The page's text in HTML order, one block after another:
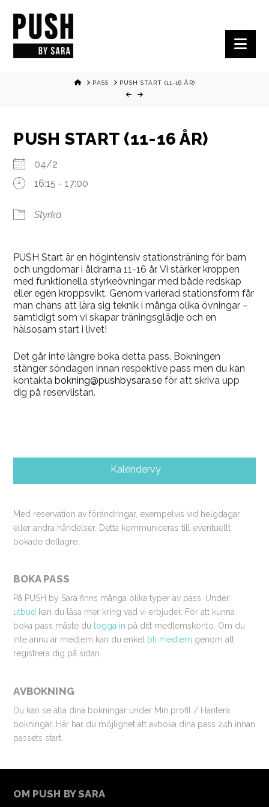
HOMEPASS PUSH START (11-16 ÅR)
PUSH START (11-16 ÅR)
04/2
16:15 - 17:00
Styrka
PUSH Start är en högintensiv stationsträning för barn
och ungdomar i åldrarna 11-16 år. Vi stärker kroppen
med funktionella styrkeövningar med både redskap
eller egen kroppsvikt. Genom varierad stationsform får
man chans att lära sig teknik i många olika övningar –
samtidigt som vi skapar träningsglädje och en
hälsosam start i livet!
Det går inte längre boka detta pass. Bokningen
stänger söndagen innan respektive pass men du kan
kontaktabokning@pushbysara.se för att skriva upp
dig på reservlistan.
Kalendervy
Med reservation av förändringar, exempelvis vid helgdagar
eller andra händelser. Detta kommuniceras till eventuellt
bokade deltagre.
BOKA PASS
På PUSH by Sara finns många olika typer av pass. Under
utbud kan du läsa mer kring vad vi erbjuder. För att kunna
boka pass måste du logga in på ditt medlemskonto. Om du
inte ännu är medlem kan du enkel bli medlem genom att
registrera dig på sidan.
AVBOKNING
Du kan se alla dina bokningar under Min profil / Hantera
bokningar. Här har du möjlighet att avboka dina pass 24h innan
passets start.
OM PUSH BY SARA